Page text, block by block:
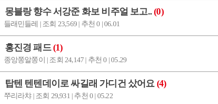
몽블랑 향수 서강준 화보 비주얼 보고..(0)
들래민들레 | 조회 23,569 | 추천 0 | 06.01
홍진경 패드(1)
종앙쫑알쫑이 | 조회 24,147 | 추천 0 | 05.29
탑텐 텐텐데이로 싸길래 가디건 샀어요 (4)
쭈리라챠 | 조회 29,931 | 추천 0 | 05.22